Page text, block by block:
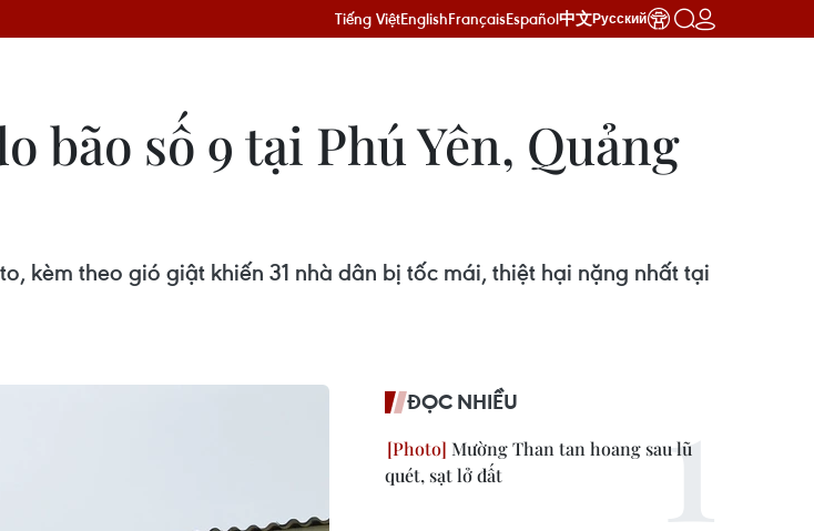
Tiếng ViệtEnglishFrançaisEspañol中文Русский
bão số 9 tại Phú Yên, Quảng
kèm theo gió giật khiến 31 nhà dân bị tốc mái, thiệt hại nặng nhất tại
ĐỌC NHIỀU
Mường Than tan hoang sau lũ
quét, sạt lở đất